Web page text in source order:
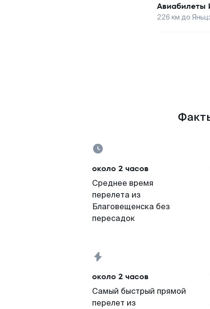
Авиабилеты
226 км до
около 2 часов
Среднее время
перелета из
Благовещенска без
пересадок
около 2 часов
Самый быстрый прямой
перелет из